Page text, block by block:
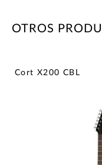
OTROS
Cort X200 CBL